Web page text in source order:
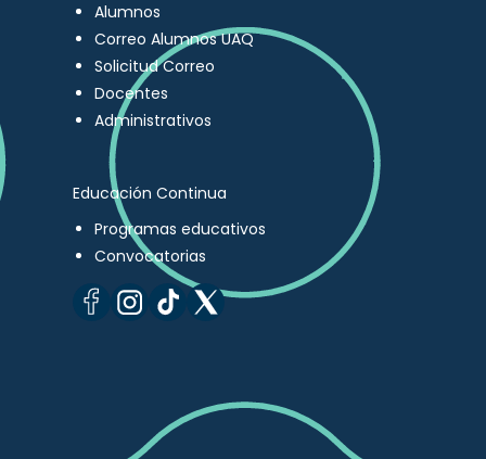
Alumnos
Correo Alumnos UAQ
Solicitud Correo
Docentes
Administrativos
Educación Continua
Programas educativos
Convocatorias